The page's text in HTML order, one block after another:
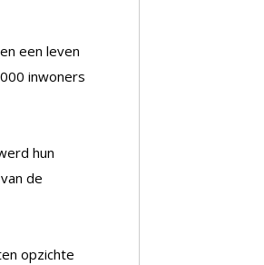
een leven
inwoners
hun
de
opzichte